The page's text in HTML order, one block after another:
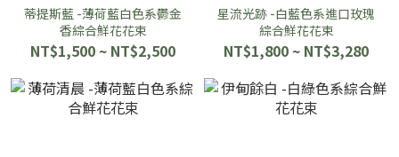
蒂提斯藍 -薄荷藍白色系鬱金
香綜合鮮花花束
NT$1,500 ~ NT$2,500
星流光跡 -白藍色系進口玫瑰
綜合鮮花花束
NT$1,800 ~ NT$3,280